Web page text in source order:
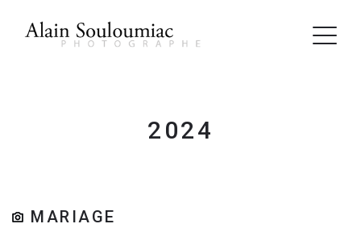
2024
MARIAGE